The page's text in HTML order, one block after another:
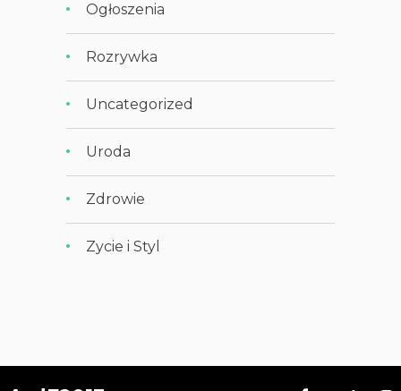
Ogłoszenia
Rozrywka
Uncategorized
Uroda
Zdrowie
Zycie i Styl